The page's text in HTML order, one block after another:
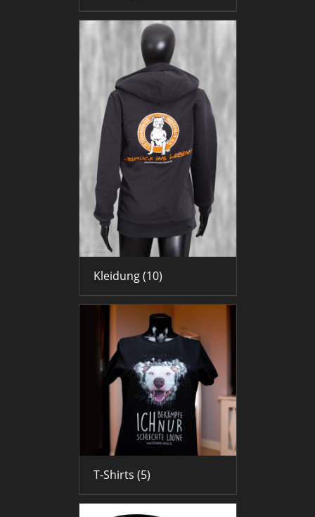
Kleidung(10)
T-Shirts (5)